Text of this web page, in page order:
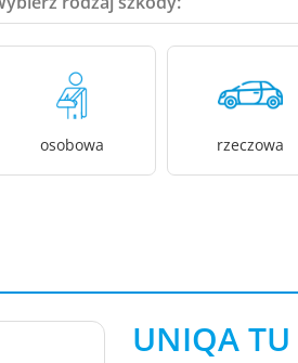
osobowa rzeczowa
UNIQA TU